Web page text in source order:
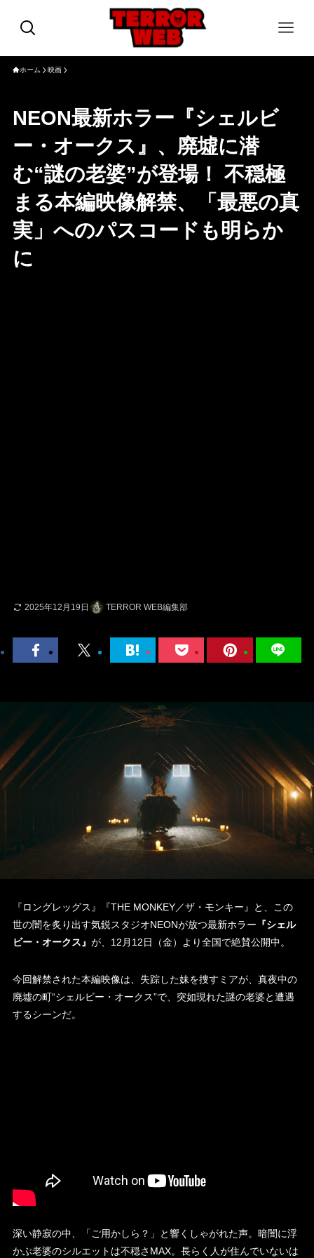
ホーム 映画
NEON最新ホラー『シェルビ
ー・オークス』、廃墟に潜
む“謎の老婆”が登場！ 不穏極
まる本編映像解禁、「最悪の真
実」へのパスコードも明らか
に
2025年12月19日 TERROR WEB編集部
『ロングレッグス』『THE MONKEY／ザ・モンキー』と、この
世の闇を炙り出す気鋭スタジオNEONが放つ最新ホラー 『シェル
ビー・オークス』 が、12月12日（金）より全国で絶賛公開中。
今回解禁された本編映像は、失踪した妹を捜すミアが、真夜中の
廃墟の町“シェルビー・オークス”で、突如現れた謎の老婆と遭遇
するシーンだ。
深い静寂の中、「ご用かしら？」と響くしゃがれた声。暗闇に浮
かぶ老婆のシルエットは不穏さMAX。長らく人が住んでいないは